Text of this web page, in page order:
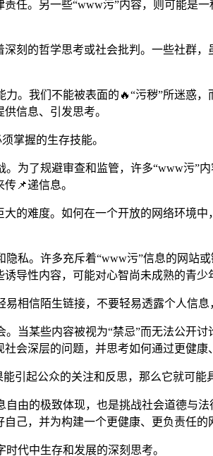
任。另一些“www污”内容，则可能是
刻的哲学思考或社会批判。一些社群
。我们不能被表面的🔥“污秽”所迷惑
信息、引发思考。
掌握的生存技能。
为了规避审查和监管，许多“www污”
📌递信息。
的难度。如何在一个开放的网络环境
私。许多充斥着“www污”信息的网站
导性内容，可能对心智尚未成熟的青少
相信陌生链接，不要轻易透露个人信息
当某些内容被视为“禁忌”而无法公开
会深层的问题，并思考如何通过更健康
引起公众的关注和反思，那么它就可能
由的极致体现，也是挑战社会道德与
己，并为构建一个更健康、更负责任的
代中生存和发展的深刻思考。